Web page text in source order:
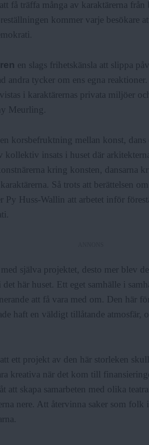
få träffa många av karaktärerna
kommer varje besökare
en slags frihetskänsla att slippa
andra tycker om ens egna
i karaktärernas privata miljöer
Meurling.
korsbefruktning mellan konst, dans
kollektiv insats i huset där
kring konsten, dansarna
Så trots att berättelsen
Py Huss-Wallin att arbetet inför
själva projektet, desto mer blev
här huset. Ett eget samhälle i
att få vara med om. Den här
haft en väldigt tillåtande atmosfär,
att ett projekt av den här storleken
kreativa när det kom till
att skapa samarbeten med olika
nere. Att återvinna saker som folk